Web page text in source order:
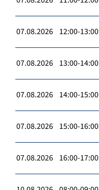
07.08.2026 12:00-13:00
07.08.2026 13:00-14:00
07.08.2026 14:00-15:00
07.08.2026 15:00-16:00
07.08.2026 16:00-17:00